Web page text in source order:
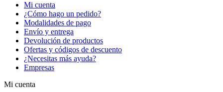
Mi cuenta
¿Cómo hago un pedido?
Modalidades de pago
Envío y entrega
Devolución de productos
Ofertas y códigos de descuento
¿Necesitas más ayuda?
Empresas
Mi cuenta